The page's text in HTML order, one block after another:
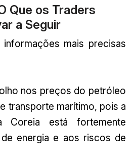
Que os Traders
a Seguir
mais precisas
nos preços do petróleo
transporte marítimo, pois a
Coreia está fortemente
energia e aos riscos de